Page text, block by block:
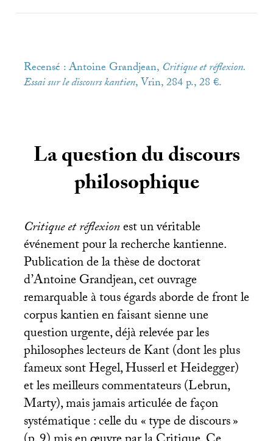
Recensé : Antoine Grandjean, Critique et réflexion.
Essai sur le discours kantien, Vrin, 284 p., 28 €.
La question du discours
philosophique
Critique et réflexionest un véritable
événement pour la recherche kantienne.
Publication de la thèse de doctorat
d’Antoine Grandjean, cet ouvrage
remarquable à tous égards aborde de front le
corpus kantien en faisant sienne une
question urgente, déjà relevée par les
philosophes lecteurs de Kant (dont les plus
fameux sont Hegel, Husserl et Heidegger)
et les meilleurs commentateurs (Lebrun,
Marty), mais jamais articulée de façon
systématique : celle du «type de discours»